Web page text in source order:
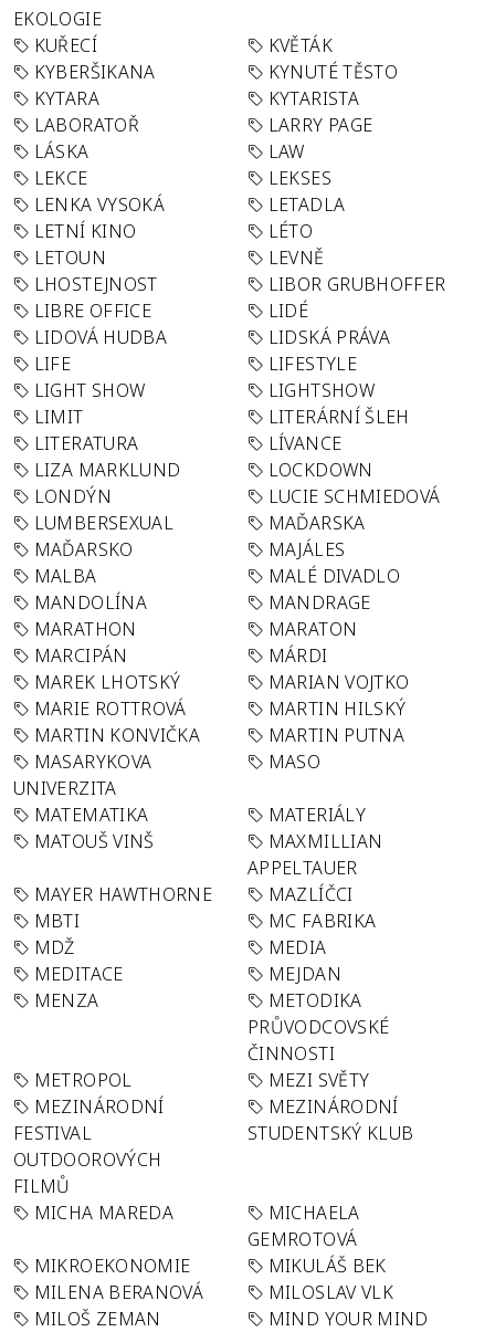
EKOLOGIE
KUŘECÍ
KVĚTÁK
KYBERŠIKANA
KYNUTÉ TĚSTO
KYTARA
KYTARISTA
LABORATOŘ
LARRY PAGE
LÁSKA
LAW
LEKCE
LEKSES
LENKA VYSOKÁ
LETADLA
LETNÍ KINO
LÉTO
LETOUN
LEVNĚ
LHOSTEJNOST
LIBOR GRUBHOFFER
LIBRE OFFICE
LIDÉ
LIDOVÁ HUDBA
LIDSKÁ PRÁVA
LIFE
LIFESTYLE
LIGHT SHOW
LIGHTSHOW
LIMIT
LITERÁRNÍ ŠLEH
LITERATURA
LÍVANCE
LIZA MARKLUND
LOCKDOWN
LONDÝN
LUCIE SCHMIEDOVÁ
LUMBERSEXUAL
MAĎARSKA
MAĎARSKO
MAJÁLES
MALBA
MALÉ DIVADLO
MANDOLÍNA
MANDRAGE
MARATHON
MARATON
MARCIPÁN
MÁRDI
MAREK LHOTSKÝ
MARIAN VOJTKO
MARIE ROTTROVÁ
MARTIN HILSKÝ
MARTIN KONVIČKA
MARTIN PUTNA
MASARYKOVA
UNIVERZITA
MASO
MATEMATIKA
MATERIÁLY
MATOUŠ VINŠ
MAXMILLIAN
APPELTAUER
MAYER HAWTHORNE
MAZLÍČCI
MBTI
MC FABRIKA
MDŽ
MEDIA
MEDITACE
MEJDAN
MENZA
METODIKA
PRŮVODCOVSKÉ
ČINNOSTI
METROPOL
MEZI SVĚTY
MEZINÁRODNÍ
FESTIVAL
OUTDOOROVÝCH
FILMŮ
MEZINÁRODNÍ
STUDENTSKÝ KLUB
MICHA MAREDA
MICHAELA
GEMROTOVÁ
MIKROEKONOMIE
MIKULÁŠ BEK
MILENA BERANOVÁ
MILOSLAV VLK
MILOŠ ZEMAN
MIND YOUR MIND